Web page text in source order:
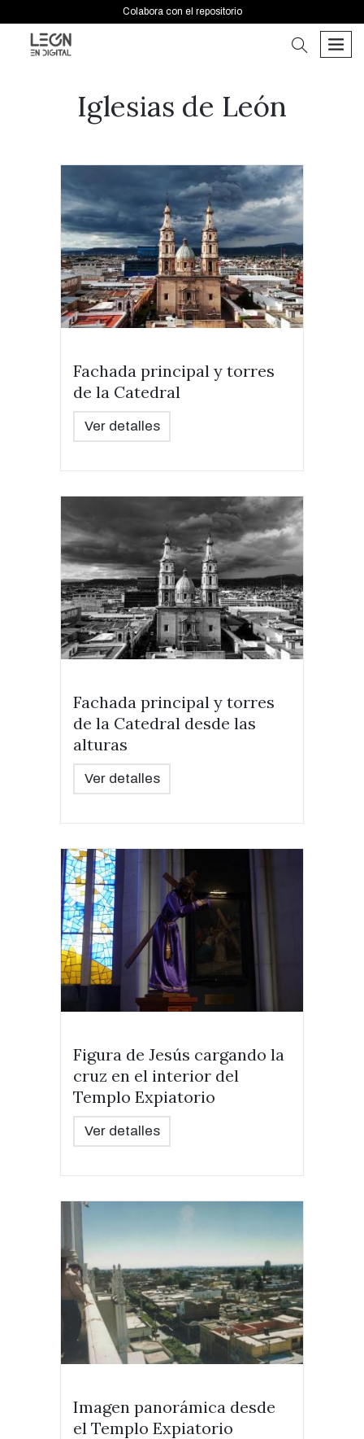
Colabora con el repositorio
buscar
Iglesias de León
Fachada principal y torres
de la Catedral
Ver detalles
Fachada principal y torres
de la Catedral desde las
alturas
Ver detalles
Figura de Jesús cargando la
cruz en el interior del
Templo Expiatorio
Ver detalles
Imagen panorámica desde
el Templo Expiatorio